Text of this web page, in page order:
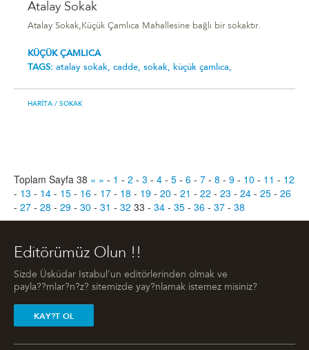
Atalay Sokak
Atalay Sokak,Küçük Çamlıca Mahallesine bağlı bir sokaktır.
KÜÇÜK ÇAMLICA
TAGS: atalay sokak, cadde, sokak, küçük çamlıca,
HARITA / SOKAK
Toplam Sayfa 38 « » - 1 - 2 - 3 - 4 - 5 - 6 - 7 - 8 - 9 - 10 - 11 - 12
- 13 - 14 - 15 - 16 - 17 - 18 - 19 - 20 - 21 - 22 - 23 - 24 - 25 - 26
- 27 - 28 - 29 - 30 - 31 - 32 33 - 34 - 35 - 36 - 37 - 38
Editörümüz Olun !!
Sizde Üsküdar Istabul'un editörlerinden olmak ve
payla??mlar?n?z? sitemizde yay?nlamak istemez misiniz?
KAY?T OL